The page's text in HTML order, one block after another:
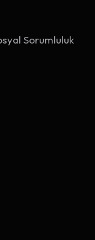
Sorumluluk